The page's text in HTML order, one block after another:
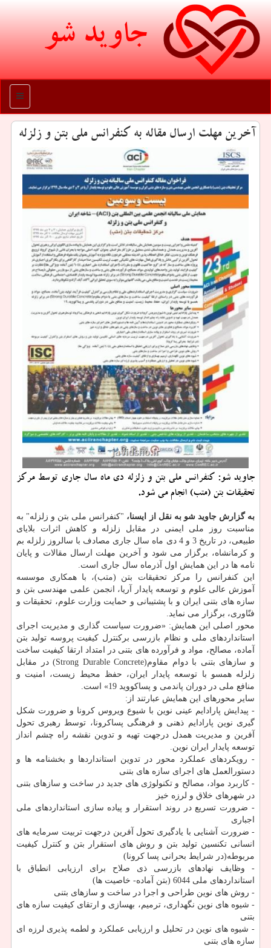
جاوید شو
منو
آخرین مهلت ارسال مقاله به كنفرانس ملی بتن و زلزله
جاوید شو: كنفرانس ملی بتن و زلزله دی ماه سال جاری توسط مركز
تحقیقات بتن (متب) انجام می شود.
به گزارش جاوید شو به نقل از ایسنا، "کنفرانس ملی بتن و زلزله" به
مناسبت روز ملی ایمنی در مقابل زلزله و کاهش اثرات بلایای
طبیعی، در تاریخ 3 و 4 دی ماه سال جاری مصادف با سالروز زلزله بم
و کرمانشاه، برگزار می شود و آخرین مهلت ارسال مقالات و پایان
نامه ها در این همایش اول آذرماه سال جاری است.
این کنفرانس را مرکز تحقیقات بتن (متب)، با همکاری موسسه
آموزش عالی علوم و توسعه پایدار آریا، انجمن علمی مهندسی بتن و
سازه های بتنی ایران و با پشتیبانی و حمایت وزارت علوم، تحقیقات و
فنّاوری، برگزار می نماید.
محور اصلی این همایش: «ضرورت سیاست گذاری و مدیریت اجرای
استانداردهای ملی و نظام بازرسی برکنترل کیفیت پروسه تولید بتن
آماده، مصالح، مواد و فرآورده های بتنی در امتداد ارتقا کیفیت ساخت
و سازهای بتنی با دوام مقاوم(Strong Durable Concrete) در مقابل
زلزله همسو با توسعه پایدار ایران، حفظ محیط زیست، امنیت و
منافع ملی در دوران پاندمی و پساکووید 19» است.
سایر محورهای این همایش عبارتند از:
- پیدایش پارادایم عینی نوین با شیوع ویروس کرونا و ضرورت شکل
گیری نوین پارادایم ذهنی و فرهنگی پساکرونا، توسط رهبری تحول
آفرین و مدیریت همدل درجهت تهیه و تدوین نقشه راه چشم انداز
توسعه پایدار ایران نوین.
- رویکردهای عملکرد محور در تدوین استانداردها و بخشنامه ها و
دستورالعمل های اجرای سازه های بتنی
- کاربرد مواد، مصالح و تکنولوژی های جدید در ساخت و سازهای بتنی
در شهرهای خلاق و لرزه خیز
- ضرورت تسریع در روند استقرار و پیاده سازی استانداردهای ملی
اجباری
- ضرورت آشنایی با یادگیری تحول آفرین درجهت تربیت سرمایه های
انسانی تکنسین تولید بتن و روش های استقرار بتن و کنترل کیفیت
مربوطه(در شرایط بحرانی پسا کرونا)
- وظایف نهادهای بازرسی ذی صلاح برای ارزیابی انطباق با
استانداردهای ملی 6044 (بتن آماده- خاصیت ها)
- روش های نوین طراحی و اجرا در ساخت و سازهای بتنی
- شیوه های نوین نگهداری، ترمیم، بهسازی و ارتقای کیفیت سازه های
بتنی
- شیوه های نوین در تحلیل و ارزیابی عملکرد و لطمه پذیری لرزه ای
سازه های بتنی